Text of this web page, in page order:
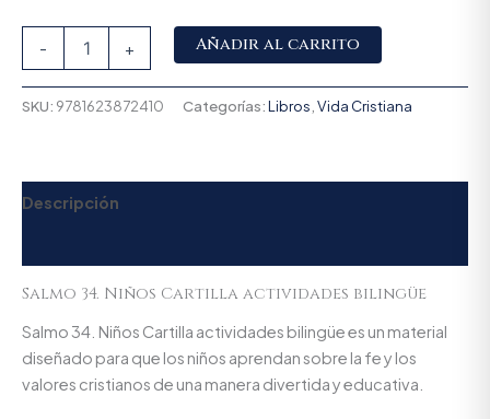
- + Añadir al carrito
SKU: 9781623872410 Categorías:Libros Vida Cristiana
Descripción
Salmo 34. Niños Cartilla actividades bilingüe
Salmo 34. Niños Cartilla actividades bilingüe es un material
diseñado para que los niños aprendan sobre la fe y los
valores cristianos de una manera divertida y educativa.